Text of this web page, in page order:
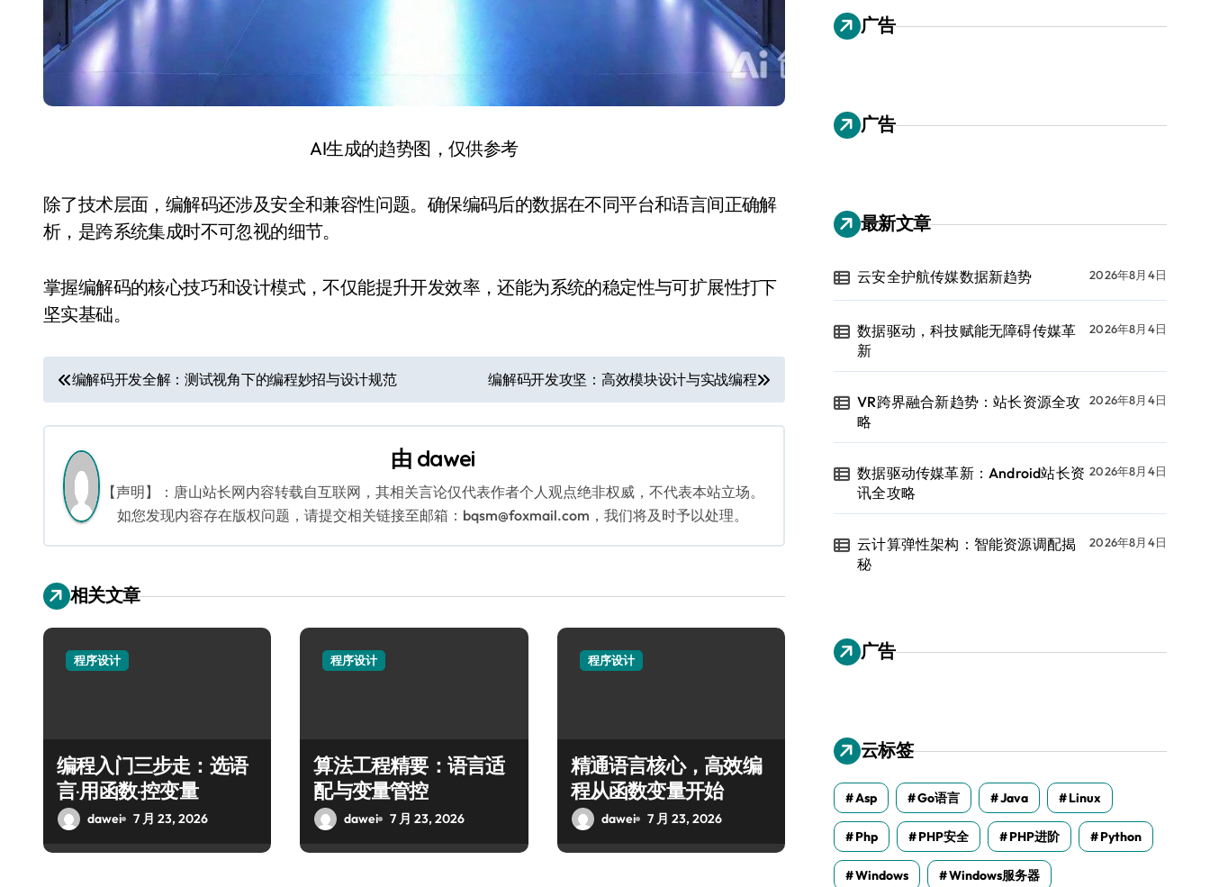
AI生成的趋势图，仅供参考
除了技术层面，编解码还涉及安全和兼容性问题。确保编码后的数据在不同平台和语言间正确解
析，是跨系统集成时不可忽视的细节。
掌握编解码的核心技巧和设计模式，不仅能提升开发效率，还能为系统的稳定性与可扩展性打下
坚实基础。
文
章
导
航
编解码开发全解：测试视角下的编程妙招与设计规范 编解码开发攻坚：高效模块设计与实战编程
由 dawei
【声明】：唐山站长网内容转载自互联网，其相关言论仅代表作者个人观点绝非权威，不代表本站立场。
如您发现内容存在版权问题，请提交相关链接至邮箱：bqsm@foxmail.com，我们将及时予以处理。
相关文章
程序设计
编程入门三步走：选语
言·用函数·控变量
dawei 7 月 23, 2026
程序设计
算法工程精要：语言适
配与变量管控
dawei 7 月 23, 2026
程序设计
精通语言核心，高效编
程从函数变量开始
dawei 7 月 23, 2026
广告
广告
最新文章
云安全护航传媒数据新趋势 2026年8月4日
数据驱动，科技赋能无障碍传媒革
新
2026年8月4日
VR跨界融合新趋势：站长资源全攻
略
2026年8月4日
数据驱动传媒革新：Android站长资
讯全攻略
2026年8月4日
云计算弹性架构：智能资源调配揭
秘
2026年8月4日
广告
云标签
Asp Go语言 Java Linux
Php PHP安全 PHP进阶 Python
Windows Windows服务器